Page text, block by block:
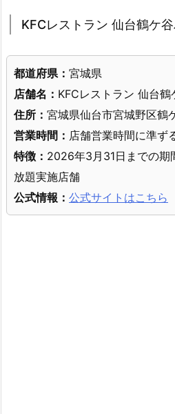
KFCレストラン 仙台鶴ケ
都道府県： 宮城県
店舗名： KFCレストラン 仙台
住所： 宮城県仙台市宮城野区鶴
営業時間： 店舗営業時間に準ず
特徴： 2026年3月31日までの期
放題実施店舗
公式情報： 公式サイトはこちら